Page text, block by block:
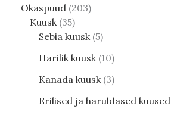
Okaspuud 203
Kuusk 35
Sebia kuusk 5
Harilik kuusk 10
Kanada kuusk 3
Erilised ja haruldased kuused